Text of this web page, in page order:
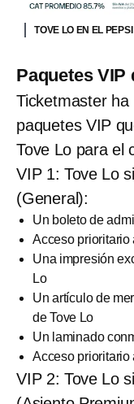
TOVE LO EN EL
Paquetes VIP
Ticketmaster ha
paquetes VIP
Tove Lo para el
VIP 1: Tove Lo
(General):
Un boleto de
Acceso prioritario
Una impresión
Lo
Un artículo de
de Tove Lo
Un laminado
Acceso prioritario
VIP 2: Tove Lo